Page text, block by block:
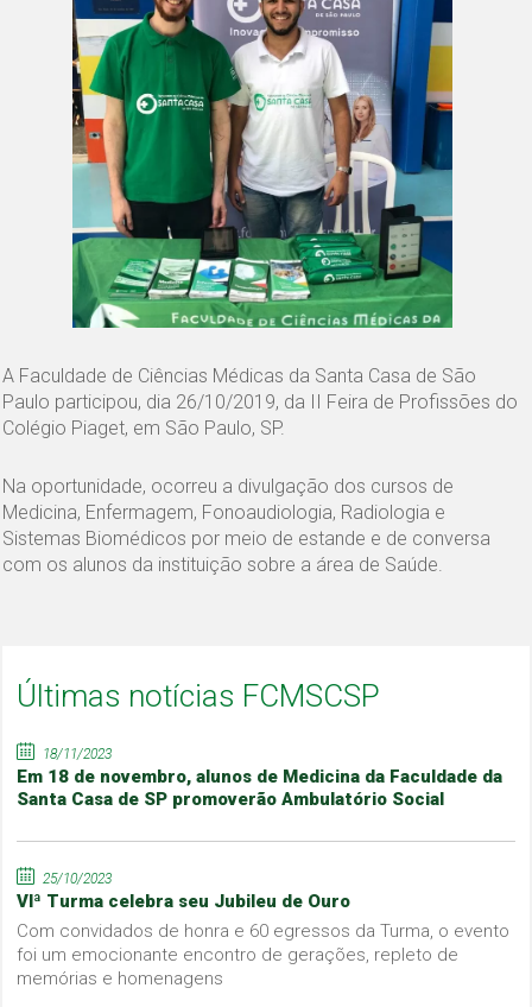
A Faculdade de Ciências Médicas da Santa Casa de São
Paulo participou, dia 26/10/2019, da II Feira de Profissões do
Colégio Piaget, em São Paulo, SP.
Na oportunidade, ocorreu a divulgação dos cursos de
Medicina, Enfermagem, Fonoaudiologia, Radiologia e
Sistemas Biomédicos por meio de estande e de conversa
com os alunos da instituição sobre a área de Saúde.
Últimas notícias FCMSCSP
18/11/2023
Em 18 de novembro, alunos de Medicina da Faculdade da
Santa Casa de SP promoverão Ambulatório Social
25/10/2023
VIª Turma celebra seu Jubileu de Ouro
Com convidados de honra e 60 egressos da Turma, o evento
foi um emocionante encontro de gerações, repleto de
memórias e homenagens